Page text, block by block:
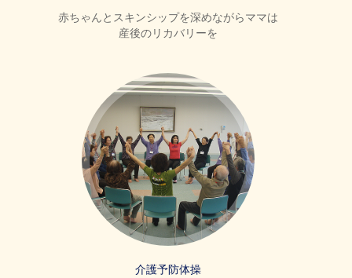
赤ちゃんとスキンシップを深めながらママは
産後のリカバリーを
介護予防体操